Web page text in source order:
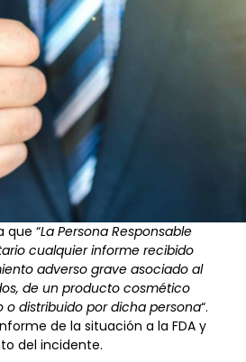
que “La Persona Responsable
cualquier informe recibido
adverso grave asociado al
de un producto cosmético
o distribuido por dicha persona“.
de la situación a la FDA y
del incidente.